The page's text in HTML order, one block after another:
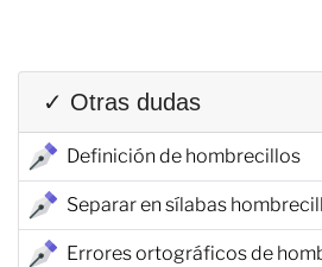
✓ Otras dudas
Definición de hombrecillos
Separar en sílabas
Errores ortográficos de